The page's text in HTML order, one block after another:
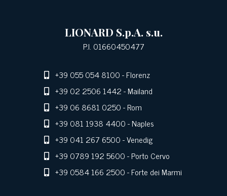
LIONARD S.p.A. s.u.
P.I. 01660450477
+39 055 054 8100- Florenz
+39 02 2506 1442- Mailand
+39 06 8681 0250- Rom
+39 081 1938 4400- Naples
+39 041 267 6500- Venedig
+39 0789 192 5600- Porto Cervo
+39 0584 166 2500- Forte dei Marmi